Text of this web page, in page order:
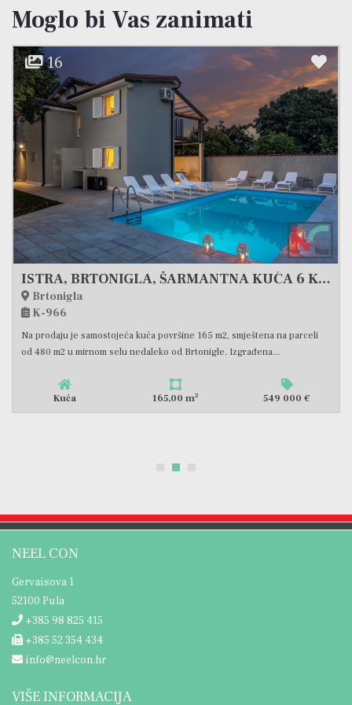
Moglo bi Vas zanimati
38
POREČ, ŽBANDAJ, KUĆA SA PREKRASNOM OKUĆNICOM #PRODAJA
Poreč
K-1109
Prodajemo modernu novogradnju iz 2023. godine – višeetažni stan u nizu
koji svojim rasporedom i komforom pruža osjećaj...
Kuća 136,00 m2 450 000 €
NEEL CON
Gervaisova 1
52100 Pula
+385 98 825 415
+385 52 354 434
info@neelcon.hr
VIŠE INFORMACIJA